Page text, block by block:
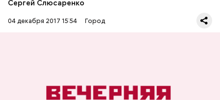
Сергей Слюсаренко
04 декабря 2017 15:54 Город